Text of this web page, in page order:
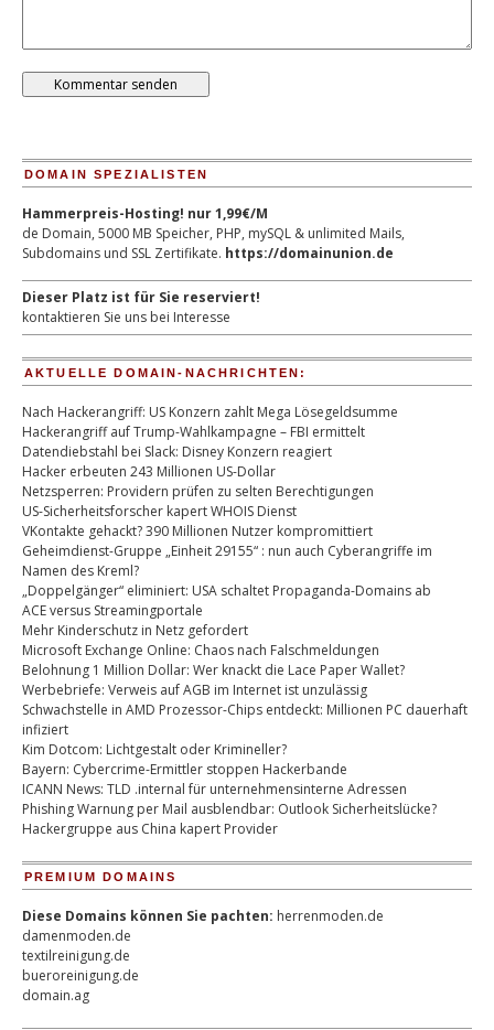
DOMAIN SPEZIALISTEN
Hammerpreis-Hosting! nur 1,99€/M
de Domain, 5000 MB Speicher, PHP, mySQL & unlimited Mails,
Subdomains und SSL Zertifikate. https://domainunion.de
Dieser Platz ist für Sie reserviert!
kontaktieren Sie uns bei Interesse
AKTUELLE DOMAIN-NACHRICHTEN:
Nach Hackerangriff: US Konzern zahlt Mega Lösegeldsumme
Hackerangriff auf Trump-Wahlkampagne – FBI ermittelt
Datendiebstahl bei Slack: Disney Konzern reagiert
Hacker erbeuten 243 Millionen US-Dollar
Netzsperren: Providern prüfen zu selten Berechtigungen
US-Sicherheitsforscher kapert WHOIS Dienst
VKontakte gehackt? 390 Millionen Nutzer kompromittiert
Geheimdienst-Gruppe „Einheit 29155“ : nun auch Cyberangriffe im
Namen des Kreml?
„Doppelgänger“ eliminiert: USA schaltet Propaganda-Domains ab
ACE versus Streamingportale
Mehr Kinderschutz in Netz gefordert
Microsoft Exchange Online: Chaos nach Falschmeldungen
Belohnung 1 Million Dollar: Wer knackt die Lace Paper Wallet?
Werbebriefe: Verweis auf AGB im Internet ist unzulässig
Schwachstelle in AMD Prozessor-Chips entdeckt: Millionen PC dauerhaft
infiziert
Kim Dotcom: Lichtgestalt oder Krimineller?
Bayern: Cybercrime-Ermittler stoppen Hackerbande
ICANN News: TLD .internal für unternehmensinterne Adressen
Phishing Warnung per Mail ausblendbar: Outlook Sicherheitslücke?
Hackergruppe aus China kapert Provider
PREMIUM DOMAINS
Diese Domains können Sie pachten: herrenmoden.de
damenmoden.de
textilreinigung.de
bueroreinigung.de
domain.ag